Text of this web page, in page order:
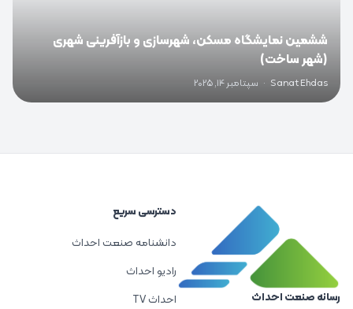
ششمین نمایشگاه مسکن، شهرسازی و بازآفرینی شهری
(شهر ساخت)
Sanat Ehdas
· سپتامبر 14, 2025
رسانه صنعت احداث
دسترسی سریع
دانشنامه صنعت احداث
رادیو احداث
احداث TV